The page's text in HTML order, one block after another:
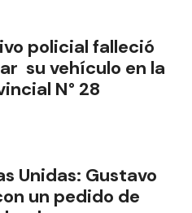
policial falleció
su vehículo en la
N° 28
Unidas: Gustavo
un pedido de